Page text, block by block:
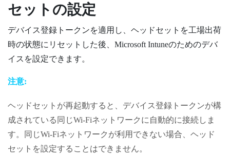
セットの設定
デバイス登録トークンを適用し、ヘッドセットを工場出荷
時の状態にリセットした後、 Microsoft Intuneのためのデバ
イスを設定できます。
注意:
ヘッドセットが再起動すると、デバイス登録トークンが構
成されている同じWi‍-Fiネットワークに自動的に接続しま
す。同じWi‍-Fiネットワークが利用できない場合、ヘッド
セットを設定することはできません。